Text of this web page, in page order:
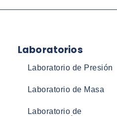
Laboratorios
Laboratorio de Presión
Laboratorio de Masa
Laboratorio de